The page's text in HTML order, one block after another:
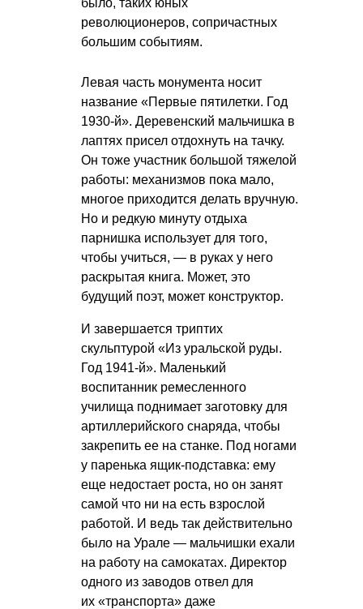
революционеров, сопричастных
большим событиям.
Левая часть монумента носит
название «Первые пятилетки. Год
1930-й». Деревенский мальчишка в
лаптях присел отдохнуть на тачку.
Он тоже участник большой тяжелой
работы: механизмов пока мало,
многое приходится делать вручную.
Но и редкую минуту отдыха
парнишка использует для того,
чтобы учиться, — в руках у него
раскрытая книга. Может, это
будущий поэт, может конструктор.
И завершается триптих
скульптурой «Из уральской руды.
Год 1941-й». Маленький
воспитанник ремесленного
училища поднимает заготовку для
артиллерийского снаряда, чтобы
закрепить ее на станке. Под ногами
у паренька ящик-подставка: ему
еще недостает роста, но он занят
самой что ни на есть взрослой
работой. И ведь так действительно
было на Урале — мальчишки ехали
на работу на самокатах. Директор
одного из заводов отвел для
их «транспорта» даже